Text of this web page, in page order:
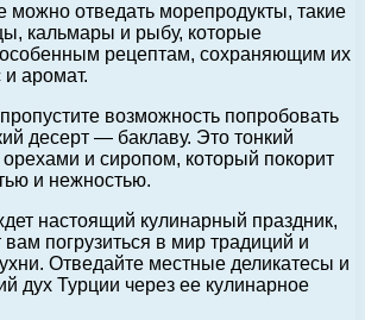
можно отведать морепродукты, такие
кальмары и рыбу, которые
рецептам, сохраняющим их
и аромат.
возможность попробовать
десерт — баклаву. Это тонкий
и сиропом, который покорит
и нежностью.
настоящий кулинарный праздник,
погрузиться в мир традиций и
Отведайте местные деликатесы и
дух Турции через ее кулинарное